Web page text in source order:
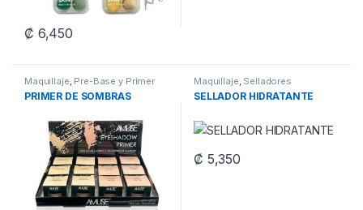
₡ 6,450
Maquillaje, Pre-Base y Primer
PRIMER DE SOMBRAS
Maquillaje, Selladores
SELLADOR HIDRATANTE
₡ 5,350